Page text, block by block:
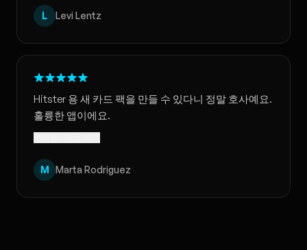
L Levi Lentz
Hitster 용 새 카드 팩을 만들 수 있다니 정말 호사예요.
훌륭한 앱이에요.
M Marta Rodriguez